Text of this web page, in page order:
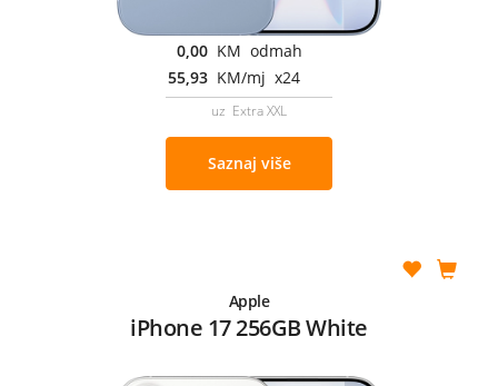
0,00 KM odmah
55,93 KM/mj x24
uz Extra XXL
Saznaj više
Apple
iPhone 17 256GB White